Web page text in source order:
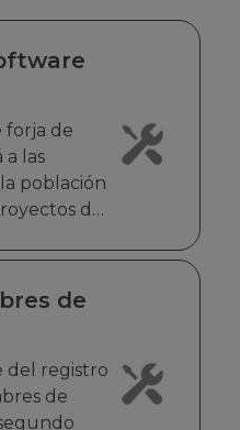
forja de
las
población
de
o
buscan un
al
entre
de
del registro
de